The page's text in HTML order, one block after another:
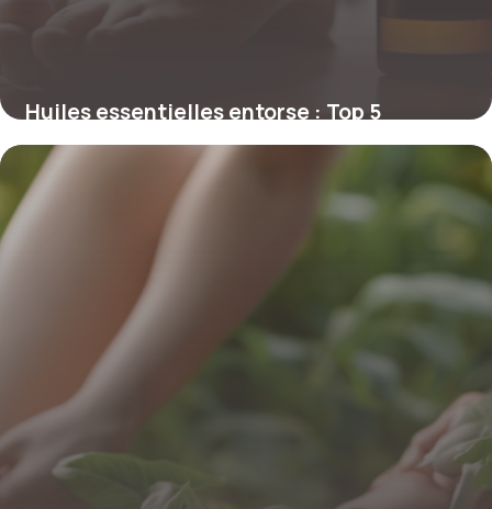
Huiles essentielles entorse : Top 5
efficaces
7 mai 2026